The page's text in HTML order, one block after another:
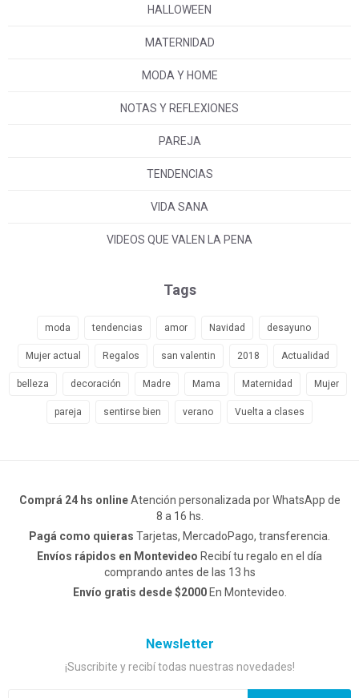
HALLOWEEN
MATERNIDAD
MODA Y HOME
NOTAS Y REFLEXIONES
PAREJA
TENDENCIAS
VIDA SANA
VIDEOS QUE VALEN LA PENA
Tags
moda tendencias amor Navidad desayuno
Mujer actual Regalos san valentin 2018 Actualidad
belleza decoración Madre Mama Maternidad Mujer
pareja sentirse bien verano Vuelta a clases
Comprá 24 hs onlineAtención personalizada por WhatsApp de
8 a 16 hs.
Pagá como quieras Tarjetas, MercadoPago, transferencia.
Envíos rápidos en Montevideo Recibí tu regalo en el día
comprando antes de las 13 hs
Envío gratis desde $2000En Montevideo.
Newsletter
¡Suscribite y recibí todas nuestras novedades!